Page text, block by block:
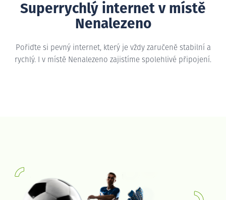
Superrychlý internet v místě
Nenalezeno
Pořiďte si pevný internet, který je vždy zaručeně stabilní a
rychlý. I v místě Nenalezeno zajistíme spolehlivé připojení.